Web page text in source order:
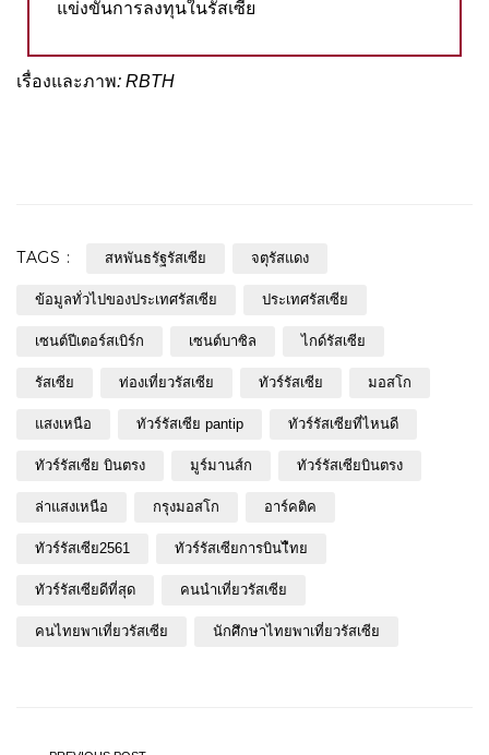
แข่งขันการลงทุนในรัสเซีย
เรื่องและภาพ: RBTH
TAGS : สหพันธรัฐรัสเซีย จตุรัสแดง
ข้อมูลทั่วไปของประเทศรัสเซีย ประเทศรัสเซีย
เซนต์ปีเตอร์สเบิร์ก เซนต์บาซิล ไกด์รัสเซีย
รัสเซีย ท่องเที่ยวรัสเซีย ทัวร์รัสเซีย มอสโก
แสงเหนือ ทัวร์รัสเซีย pantip ทัวร์รัสเซียที่ไหนดี
ทัวร์รัสเซีย บินตรง มูร์มานส์ก ทัวร์รัสเซียบินตรง
ล่าแสงเหนือ กรุงมอสโก อาร์คติค
ทัวร์รัสเซีย2561 ทัวร์รัสเซียการบินไืทย
ทัวร์รัสเซียดีที่สุด คนนำเที่ยวรัสเซีย
คนไทยพาเที่ยวรัสเซีย นักศึกษาไทยพาเที่ยวรัสเซีย